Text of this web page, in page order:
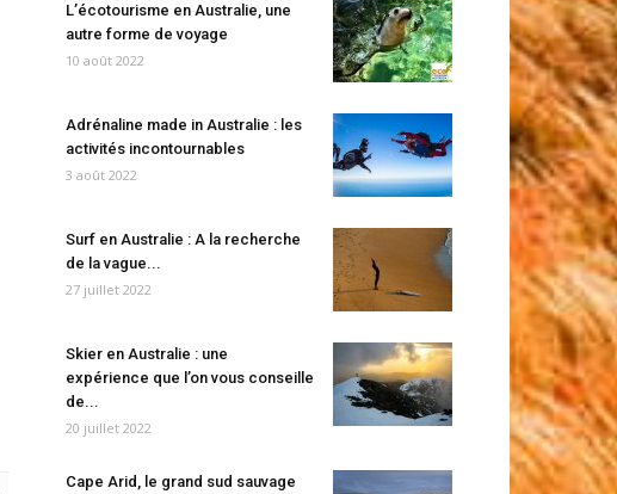
L’écotourisme en Australie, une
autre forme de voyage
10 août 2022
Adrénaline made in Australie : les
activités incontournables
3 août 2022
Surf en Australie : A la recherche
de la vague...
27 juillet 2022
Skier en Australie : une
expérience que l’on vous conseille
de...
20 juillet 2022
Cape Arid, le grand sud sauvage